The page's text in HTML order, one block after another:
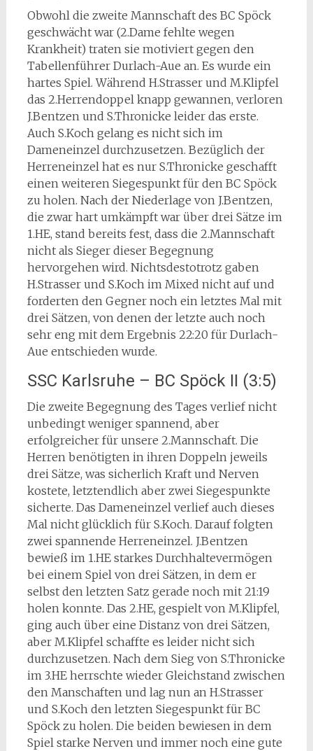
Obwohl die zweite Mannschaft des BC Spöck
geschwächt war (2.Dame fehlte wegen
Krankheit) traten sie motiviert gegen den
Tabellenführer Durlach-Aue an. Es wurde ein
hartes Spiel. Während H.Strasser und M.Klipfel
das 2.Herrendoppel knapp gewannen, verloren
J.Bentzen und S.Thronicke leider das erste.
Auch S.Koch gelang es nicht sich im
Dameneinzel durchzusetzen. Bezüglich der
Herreneinzel hat es nur S.Thronicke geschafft
einen weiteren Siegespunkt für den BC Spöck
zu holen. Nach der Niederlage von J.Bentzen,
die zwar hart umkämpft war über drei Sätze im
1.HE, stand bereits fest, dass die 2.Mannschaft
nicht als Sieger dieser Begegnung
hervorgehen wird. Nichtsdestotrotz gaben
H.Strasser und S.Koch im Mixed nicht auf und
forderten den Gegner noch ein letztes Mal mit
drei Sätzen, von denen der letzte auch noch
sehr eng mit dem Ergebnis 22:20 für Durlach-
Aue entschieden wurde.
SSC Karlsruhe – BC Spöck II (3:5)
Die zweite Begegnung des Tages verlief nicht
unbedingt weniger spannend, aber
erfolgreicher für unsere 2.Mannschaft. Die
Herren benötigten in ihren Doppeln jeweils
drei Sätze, was sicherlich Kraft und Nerven
kostete, letztendlich aber zwei Siegespunkte
sicherte. Das Dameneinzel verlief auch dieses
Mal nicht glücklich für S.Koch. Darauf folgten
zwei spannende Herreneinzel. J.Bentzen
bewieß im 1.HE starkes Durchhaltevermögen
bei einem Spiel von drei Sätzen, in dem er
selbst den letzten Satz gerade noch mit 21:19
holen konnte. Das 2.HE, gespielt von M.Klipfel,
ging auch über eine Distanz von drei Sätzen,
aber M.Klipfel schaffte es leider nicht sich
durchzusetzen. Nach dem Sieg von S.Thronicke
im 3.HE herrschte wieder Gleichstand zwischen
den Manschaften und lag nun an H.Strasser
und S.Koch den letzten Siegespunkt für BC
Spöck zu holen. Die beiden bewiesen in dem
Spiel starke Nerven und immer noch eine gute